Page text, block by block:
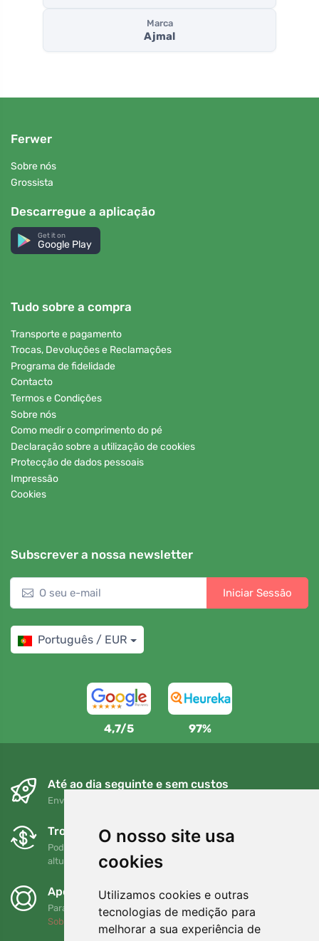
O nosso site usa
cookies
Utilizamos cookies e outras
tecnologias de medição para
melhorar a sua experiência de
Marca
Ajmal
Ferwer
Sobre nós
Grossista
Descarregue a aplicação
Get it on
Google Play
Tudo sobre a compra
Transporte e pagamento
Trocas, Devoluções e Reclamações
Programa de fidelidade
Contacto
Termos e Condições
Sobre nós
Como medir o comprimento do pé
Declaração sobre a utilização de cookies
Protecção de dados pessoais
Impressão
Cookies
Subscrever a nossa newsletter
Iniciar Sessão
Português / EUR
4,7/5 97%
Até ao dia seguinte e sem custos
Envio gratuito para encomendas superiores a 80 EUR
Trocas e devoluções gratuitas
Pode devolver ou trocar a sua encomenda em qualquer
altura no prazo de 90 dias
Apoiamos a Trees.org
Para cada encomenda plantamos uma árvore! Leia mais
Sobre nós